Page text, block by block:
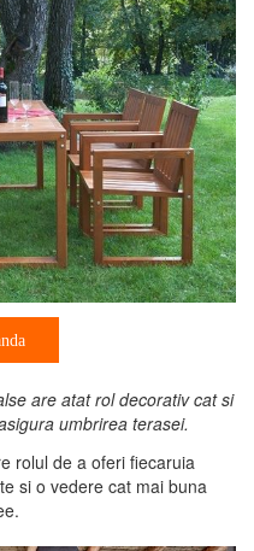
are atat rol decorativ cat si
umbrirea terasei.
rolul de a oferi fiecaruia
si o vedere cat mai buna